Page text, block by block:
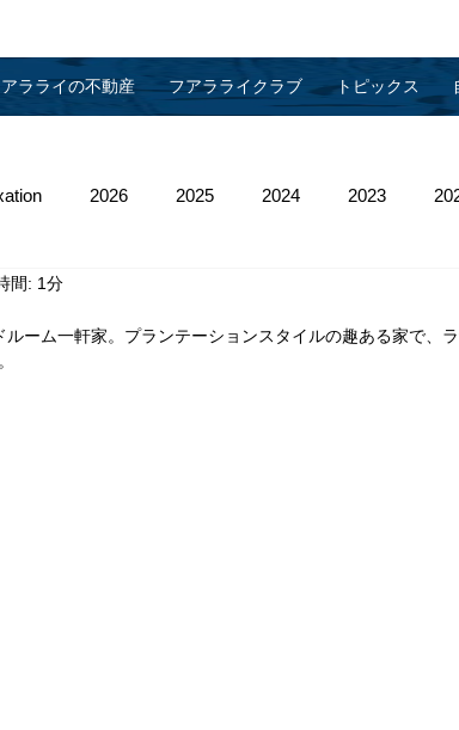
ラライの不動産 フアラライクラブ トピックス
2026 2025 2024 2023
2011
間: 1分
ーム一軒家。プランテーションスタイルの趣ある家で、